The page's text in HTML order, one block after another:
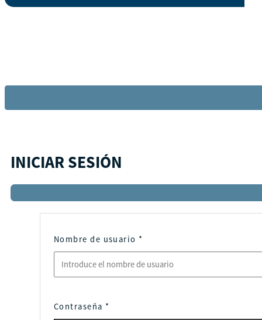
INICIAR SESIÓN
Nombre de usuario *
Contraseña *